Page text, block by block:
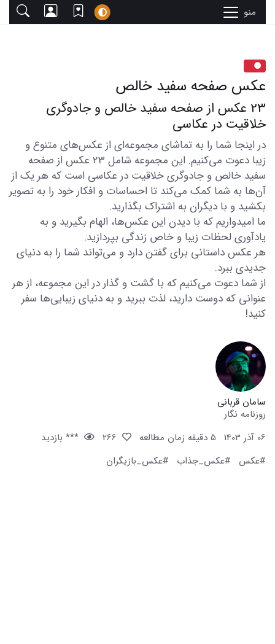
منو
عکس صفحه سفید خالص
23 عکس از صفحه سفید خالص و جادوگری
خلاقیت در عکاسی
در اینجا شما را به تماشای مجموعه‌ای از عکس‌های متنوع و
زیبا دعوت می‌کنیم. این مجموعه شامل 23 عکس از صفحه
سفید خالص و جادوگری خلاقیت در عکاسی است که هر یک از
آن‌ها به شما کمک می‌کند تا احساسات و افکار خود را به تصویر
بکشید و با دیگران به اشتراک بگذارید.
ما امیدواریم که با دیدن این عکس‌ها، الهام بگیرید و به
یادآوری لحظات زیبا و خاص زندگی بپردازید.
هر عکس داستانی برای گفتن دارد و می‌تواند شما را به دنیای
جدیدی ببرد.
از شما دعوت می‌کنیم که با گشت و گذار در این مجموعه، از هر
عنوانی که دوست دارید، لذت ببرید و به دنیای زیبایی‌ها سفر
کنید!
سامان قربانی
روزنامه نگار
06 آذر 1403
5 دقیقه زمان مطالعه
*** بازدید
#عکس
#عکس_جذاب #عکس_بازیگران